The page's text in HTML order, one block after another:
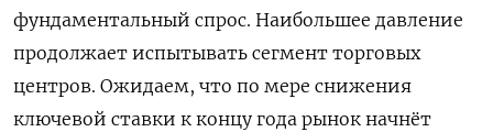
фундаментальный спрос. Наибольшее давление
продолжает испытывать сегмент торговых
центров. Ожидаем, что по ‌мере снижения
ключевой ставки к концу года рынок начнёт